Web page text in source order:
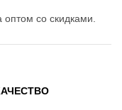
со скидками.